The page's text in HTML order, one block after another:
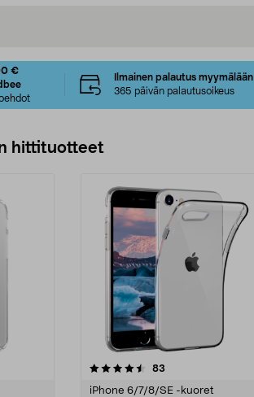
€
Ilmainen palautus myymälään
365 päivän palautusoikeus
hittituotteet
83
iPhone 6/7/8/SE -kuoret
4.5 viidestä